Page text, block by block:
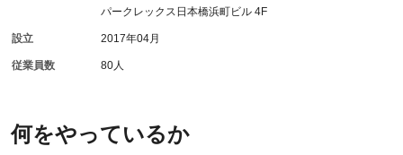
何をやっているか
パークレックス日本橋浜町ビル 4F
設立 2017年04月
従業員数 80人